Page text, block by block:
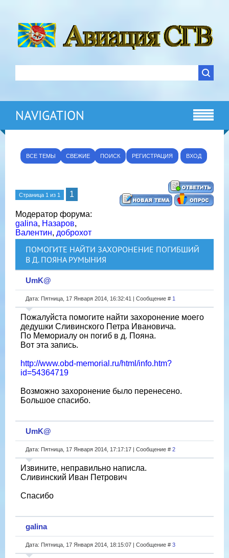
NAVIGATION
ВСЕ ТЕМЫ СВЕЖИЕ ПОИСК РЕГИСТРАЦИЯ ВХОД
Страница 1 из 1 1
Модератор форума:
galina, Назаров,
Валентин, доброхот
ПОМОГИТЕ НАЙТИ ЗАХОРОНЕНИЕ ПОГИБШИЙ
В Д. ПОЯНА РУМЫНИЯ
UmK@
Дата: Пятница, 17 Января 2014, 16:32:41 | Сообщение # 1
Пожалуйста помогите найти захоронение моего
дедушки Сливинского Петра Ивановича.
По Мемориалу он погиб в д. Пояна.
Вот эта запись.
http://www.obd-memorial.ru/html/info.htm?
id=54364719
Возможно захоронение было перенесено.
Большое спасибо.
UmK@
Дата: Пятница, 17 Января 2014, 17:17:17 | Сообщение # 2
Извините, неправильно написла.
Сливинский Иван Петрович
Спасибо
galina
Дата: Пятница, 17 Января 2014, 18:15:07 | Сообщение # 3